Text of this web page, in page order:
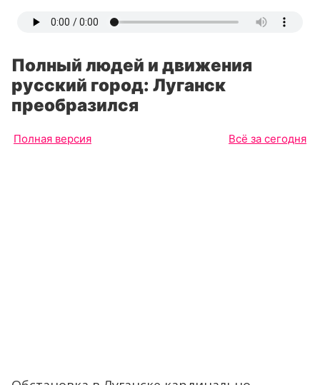
Полный людей и движения
русский город: Луганск
преобразился
Полная версия Всё за сегодня